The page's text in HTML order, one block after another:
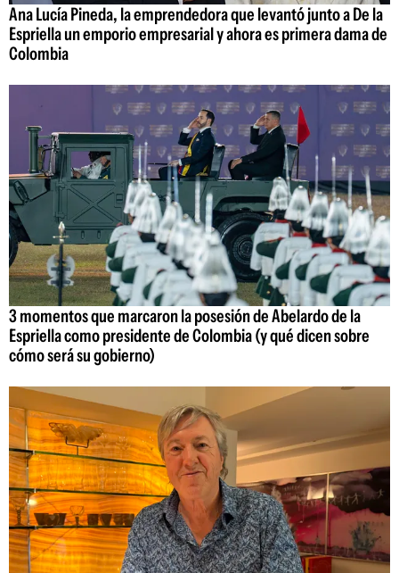
Ana Lucía Pineda, la emprendedora que levantó junto a De la
Espriella un emporio empresarial y ahora es primera dama de
Colombia
3 momentos que marcaron la posesión de Abelardo de la
Espriella como presidente de Colombia (y qué dicen sobre
cómo será su gobierno)